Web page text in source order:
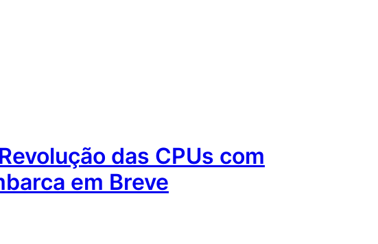
das CPUs com
em Breve